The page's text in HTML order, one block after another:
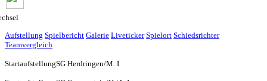
Aufstellung Spielbericht Galerie Liveticker Spielort Schiedsrichter
Teamvergleich
StartaufstellungSG Herdringen/M. I